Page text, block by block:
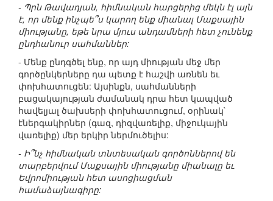
- Պրն Թավադյան, հիմնական հարցերից մեկն էլ այն
է, որ մենք ինչպե՞ս կարող ենք միանալ Մաքսային
միությանը, եթե նրա մյուս անդամների հետ չունենք
ընդհանուր սահմաններ:
- Մենք ընդգծել ենք, որ այդ միության մեջ մեր
գործընկերները դա պետք է հաշվի առնեն եւ
փոխհատուցեն: Այսինքն, սահմանների
բացակայության ժամանակ դրա հետ կապված
հավելյալ ծախսերի փոխհատուցում, օրինակ`
էներգակիրներ (գազ, դիզվառելիք, միջուկային
վառելիք) մեր երկիր ներմուծելիս:
- Ի՞նչ հիմնական տնտեսական գործոններով են
տարբերվում Մաքսային միությանը միանալը եւ
Եվրոմիության հետ ասոցիացման
համաձայնագիրը: